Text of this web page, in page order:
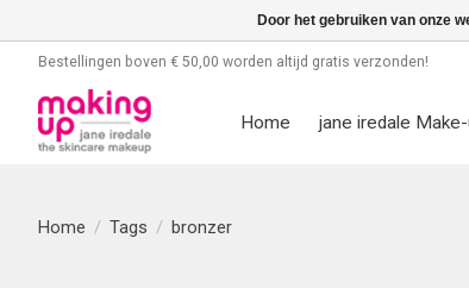
Bestellingen boven € 50,00 worden altijd gratis verzonden!
Home jane iredale
Home / Tags / bronzer
Door het gebruiken van onze